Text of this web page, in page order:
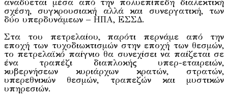
αναδύεται μέσα από την πολυεπίπεδη διαλεκτική
σχέση, συγκρουσιακή αλλά και συνεργατική, των
δύο υπερδυνάμεων – ΗΠΑ, ΕΣΣΔ.
Στα του πετρελαίου, παρότι περνάμε από την
εποχή των τυχοδιωκτισμών στην εποχή των θεσμών,
το πετρελαϊκό παίγνιο θα συνεχίσει να παίζεται σε
ένα τραπέζι διαπλοκής υπερ-εταιρειών,
κυβερνήσεων κυριάρχων κρατών, στρατών,
υπερεθνικών θεσμών, τραπεζών και μυστικών
υπηρεσιών.